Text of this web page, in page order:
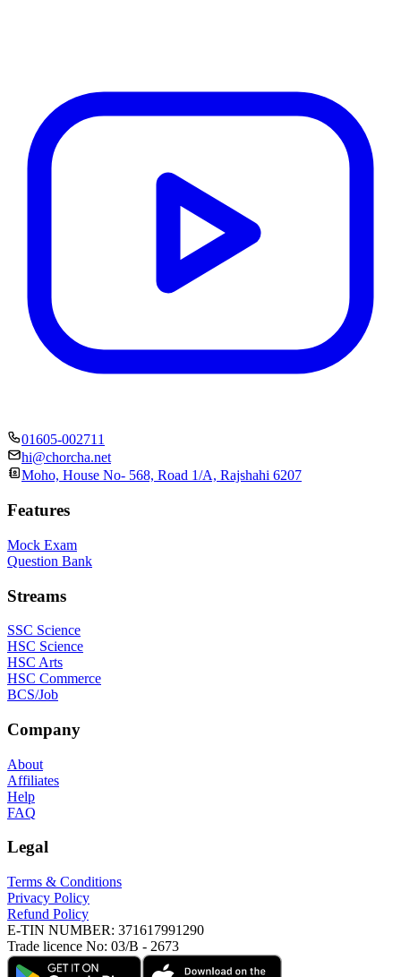
01605-002711
hi@chorcha.net
Moho, House No- 568, Road 1/A, Rajshahi 6207
Features
Mock Exam
Question Bank
Streams
SSC Science
HSC Science
HSC Arts
HSC Commerce
BCS/Job
Company
About
Affiliates
Help
FAQ
Legal
Terms & Conditions
Privacy Policy
Refund Policy
E-TIN NUMBER: 371617991290
Trade licence No: 03/B - 2673